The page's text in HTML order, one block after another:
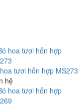
tươi hỗn hợp MS273
hệ